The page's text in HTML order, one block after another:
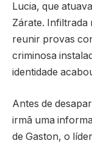
Lucia, que
Zárate. Infiltrada
reunir provas
criminosa
identidade
Antes de
irmã uma
de Gaston, o